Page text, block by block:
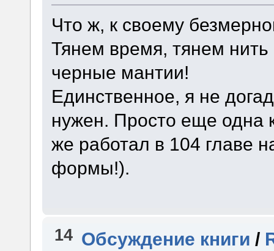
Что ж, к своему
Тянем время, тянем
черные мантии!
Единственное, я не
нужен. Просто еще одна
же работал в 104 главе
формы!).
14 Обсуждение книги /